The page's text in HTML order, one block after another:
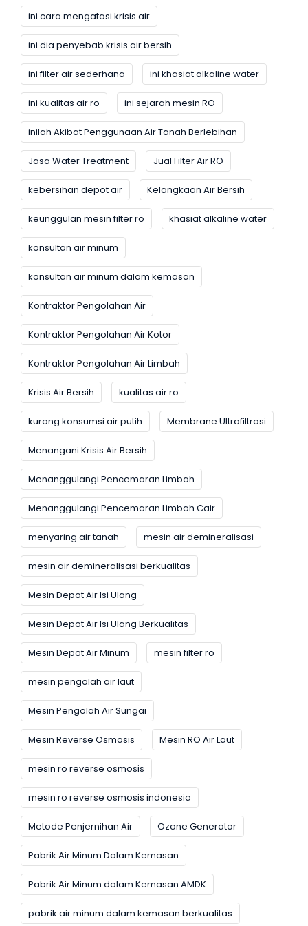
ini cara mengatasi krisis air
ini dia penyebab krisis air bersih
ini filter air sederhana ini khasiat alkaline water
ini kualitas air ro ini sejarah mesin RO
inilah Akibat Penggunaan Air Tanah Berlebihan
Jasa Water Treatment Jual Filter Air RO
kebersihan depot air Kelangkaan Air Bersih
keunggulan mesin filter ro khasiat alkaline water
konsultan air minum
konsultan air minum dalam kemasan
Kontraktor Pengolahan Air
Kontraktor Pengolahan Air Kotor
Kontraktor Pengolahan Air Limbah
Krisis Air Bersih kualitas air ro
kurang konsumsi air putih Membrane Ultrafiltrasi
Menangani Krisis Air Bersih
Menanggulangi Pencemaran Limbah
Menanggulangi Pencemaran Limbah Cair
menyaring air tanah mesin air demineralisasi
mesin air demineralisasi berkualitas
Mesin Depot Air Isi Ulang
Mesin Depot Air Isi Ulang Berkualitas
Mesin Depot Air Minum mesin filter ro
mesin pengolah air laut
Mesin Pengolah Air Sungai
Mesin Reverse Osmosis Mesin RO Air Laut
mesin ro reverse osmosis
mesin ro reverse osmosis indonesia
Metode Penjernihan Air Ozone Generator
Pabrik Air Minum Dalam Kemasan
Pabrik Air Minum dalam Kemasan AMDK
pabrik air minum dalam kemasan berkualitas